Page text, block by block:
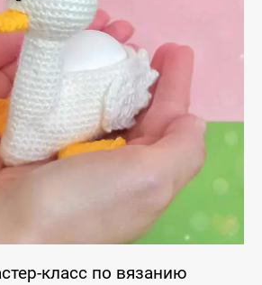
класс по вязанию